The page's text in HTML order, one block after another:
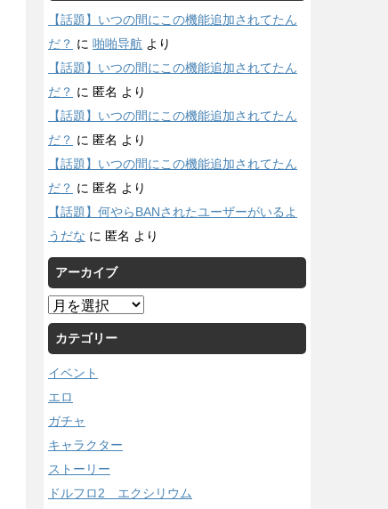
【話題】いつの間にこの機能追加されてたん
だ？ に 啪啪导航 より
【話題】いつの間にこの機能追加されてたん
だ？ に 匿名 より
【話題】いつの間にこの機能追加されてたん
だ？ に 匿名 より
【話題】いつの間にこの機能追加されてたん
だ？ に 匿名 より
【話題】何やらBANされたユーザーがいるよ
うだな に 匿名 より
アーカイブ
ア
ー
カ
イ
ブ
カテゴリー
イベント
エロ
ガチャ
キャラクター
ストーリー
ドルフロ2 エクシリウム